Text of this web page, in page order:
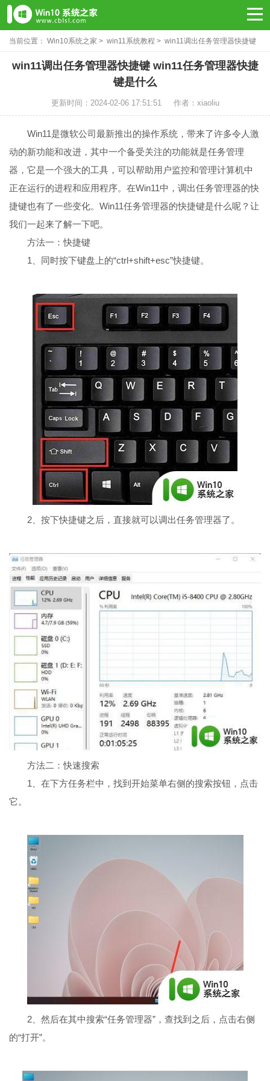
当前位置： Win10系统之家 > win11系统教程 > win11调出任务管理器快捷键
win11调出任务管理器快捷键 win11任务管理器快捷
键是什么
更新时间：2024-02-06 17:51:51 作者：xiaoliu
Win11是微软公司最新推出的操作系统，带来了许多令人激
动的新功能和改进，其中一个备受关注的功能就是任务管理
器，它是一个强大的工具，可以帮助用户监控和管理计算机中
正在运行的进程和应用程序。在Win11中，调出任务管理器的快
捷键也有了一些变化。Win11任务管理器的快捷键是什么呢？让
我们一起来了解一下吧。
方法一：快捷键
1、同时按下键盘上的“ctrl+shift+esc”快捷键。
2、按下快捷键之后，直接就可以调出任务管理器了。
方法二：快速搜索
1、在下方任务栏中，找到开始菜单右侧的搜索按钮，点击
它。
2、然后在其中搜索“任务管理器”，查找到之后，点击右侧
的“打开”。